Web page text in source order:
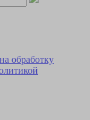
обработку